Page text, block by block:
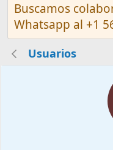
Buscamos
Whatsapp al +1
Usuarios